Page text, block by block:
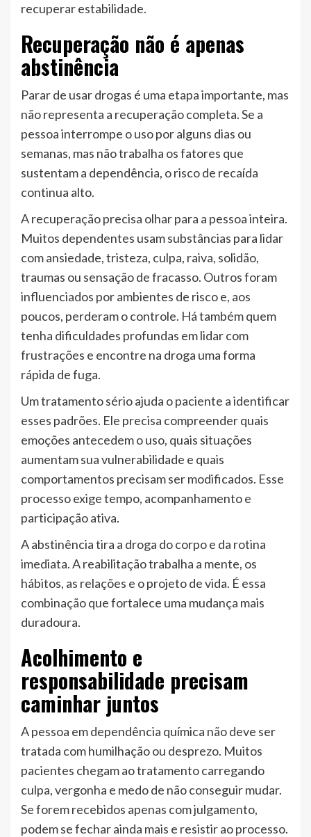
recuperar estabilidade.
Recuperação não é apenas
abstinência
Parar de usar drogas é uma etapa importante, mas
não representa a recuperação completa. Se a
pessoa interrompe o uso por alguns dias ou
semanas, mas não trabalha os fatores que
sustentam a dependência, o risco de recaída
continua alto.
A recuperação precisa olhar para a pessoa inteira.
Muitos dependentes usam substâncias para lidar
com ansiedade, tristeza, culpa, raiva, solidão,
traumas ou sensação de fracasso. Outros foram
influenciados por ambientes de risco e, aos
poucos, perderam o controle. Há também quem
tenha dificuldades profundas em lidar com
frustrações e encontre na droga uma forma
rápida de fuga.
Um tratamento sério ajuda o paciente a identificar
esses padrões. Ele precisa compreender quais
emoções antecedem o uso, quais situações
aumentam sua vulnerabilidade e quais
comportamentos precisam ser modificados. Esse
processo exige tempo, acompanhamento e
participação ativa.
A abstinência tira a droga do corpo e da rotina
imediata. A reabilitação trabalha a mente, os
hábitos, as relações e o projeto de vida. É essa
combinação que fortalece uma mudança mais
duradoura.
Acolhimento e
responsabilidade precisam
caminhar juntos
A pessoa em dependência química não deve ser
tratada com humilhação ou desprezo. Muitos
pacientes chegam ao tratamento carregando
culpa, vergonha e medo de não conseguir mudar.
Se forem recebidos apenas com julgamento,
podem se fechar ainda mais e resistir ao processo.